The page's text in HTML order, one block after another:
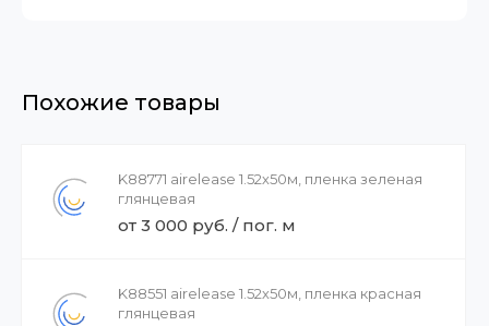
Похожие товары
K88771 airelease 1.52х50м, пленка зеленая
глянцевая
от 3 000 руб. / пог. м
K88551 airelease 1.52х50м, пленка красная
глянцевая